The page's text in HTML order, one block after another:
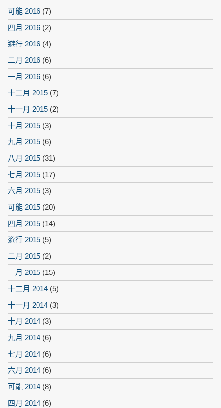
可能 2016 (7)
四月 2016 (2)
遊行 2016 (4)
二月 2016 (6)
一月 2016 (6)
十二月 2015 (7)
十一月 2015 (2)
十月 2015 (3)
九月 2015 (6)
八月 2015 (31)
七月 2015 (17)
六月 2015 (3)
可能 2015 (20)
四月 2015 (14)
遊行 2015 (5)
二月 2015 (2)
一月 2015 (15)
十二月 2014 (5)
十一月 2014 (3)
十月 2014 (3)
九月 2014 (6)
七月 2014 (6)
六月 2014 (6)
可能 2014 (8)
四月 2014 (6)